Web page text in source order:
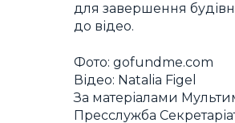
для завершення
до відео.
Фото: gofundme.com
Відео: Natalia Figel
За матеріалами
Пресслужба